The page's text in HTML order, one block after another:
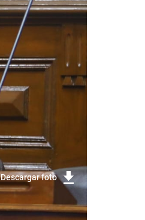
Descargar foto